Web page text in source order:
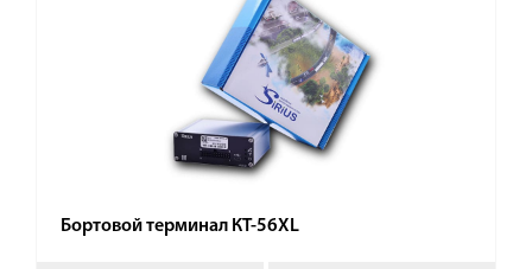
Бортовой терминал КТ-56XL